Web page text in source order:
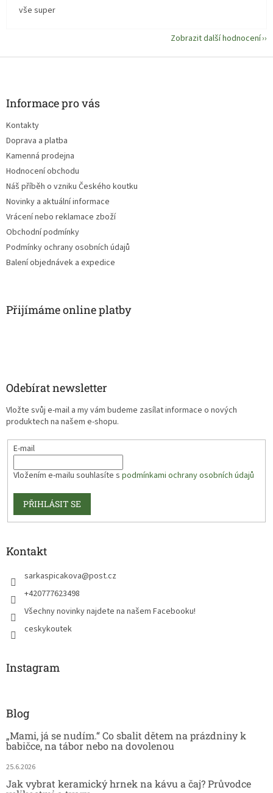
vše super
Zobrazit další hodnocení
Informace pro vás
Kontakty
Doprava a platba
Kamenná prodejna
Hodnocení obchodu
Náš příběh o vzniku Českého koutku
Novinky a aktuální informace
Vrácení nebo reklamace zboží
Obchodní podmínky
Podmínky ochrany osobních údajů
Balení objednávek a expedice
Přijímáme online platby
Odebírat newsletter
Vložte svůj e-mail a my vám budeme zasílat informace o nových
produktech na našem e-shopu.
E-mail
Vložením e-mailu souhlasíte s podmínkami ochrany osobních údajů
PŘIHLÁSIT SE
Kontakt
sarkaspicakova@post.cz
+420777623498
Všechny novinky najdete na našem Facebooku!
ceskykoutek
Instagram
Blog
„Mami, já se nudím.“ Co sbalit dětem na prázdniny k
babičce, na tábor nebo na dovolenou
25.6.2026
Jak vybrat keramický hrnek na kávu a čaj? Průvodce